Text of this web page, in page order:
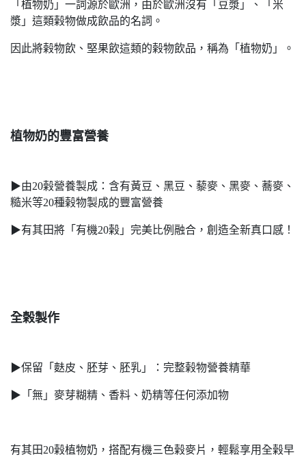
「植物奶」一詞源於歐洲，由於歐洲沒有「豆漿」、「米
漿」這類榖物做成飲品的名詞。
因此將榖物飲、堅果飲這類的榖物飲品，稱為「植物奶」。
植物奶的豐富營養
▶︎由20榖營養製成：含有黃豆、黑豆、藜麥、黑麥、蕎麥、
糙米等20種榖物製成的豐富營養
▶︎有其田將「有機20榖」完美比例融合，創造全新真口感！
全榖製作
▶︎保留「麩皮、胚芽、胚乳」：完整榖物營養精華
▶︎「無」麥芽糊精、香料、奶精等任何添加物
有其田20榖植物奶，搭配有機三色榖麥片，輕鬆享用全榖早